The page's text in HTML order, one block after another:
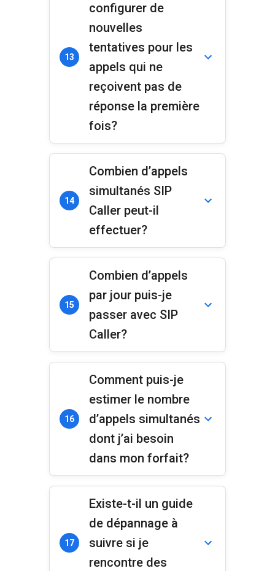
13
configurer de
nouvelles
tentatives pour les
appels qui ne
reçoivent pas de
réponse la première
fois?
14
Combien d’appels
simultanés SIP
Caller peut-il
effectuer?
15
Combien d’appels
par jour puis-je
passer avec SIP
Caller?
16
Comment puis-je
estimer le nombre
d’appels simultanés
dont j’ai besoin
dans mon forfait?
17
Existe-t-il un guide
de dépannage à
suivre si je
rencontre des